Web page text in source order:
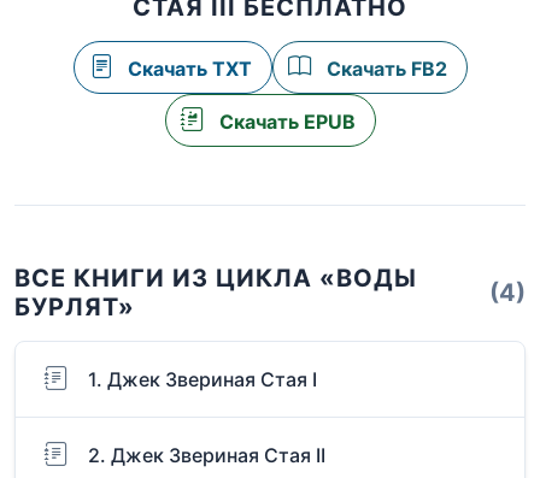
СТАЯ III БЕСПЛАТНО
Скачать TXT Скачать FB2
Скачать EPUB
ВСЕ КНИГИ ИЗ ЦИКЛА «ВОДЫ
БУРЛЯТ»
(4)
1. Джек Звериная Стая I
2. Джек Звериная Стая II